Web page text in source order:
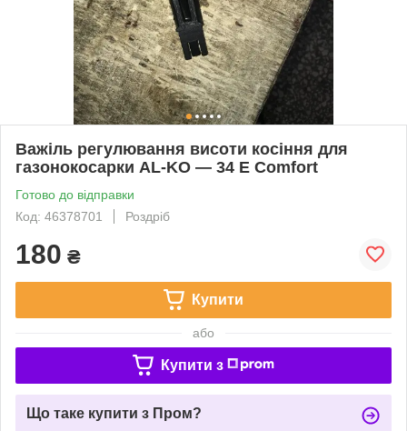
Важіль регулювання висоти косіння для
газонокосарки AL-KO — 34 E Comfort
Готово до відправки
Код: 46378701
Роздріб
180 ₴
Купити
або
Купити з
Що таке купити з Пром?